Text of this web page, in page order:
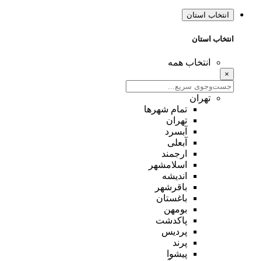
انتخاب استان
انتخاب استان
انتخاب همه
×
تهران
تمام شهر‌ها
تهران
آبسرد
آبعلی
ارجمند
اسلامشهر
اندیشه
باقرشهر
باغستان
بومهن
پاکدشت
پردیس
پرند
پیشوا